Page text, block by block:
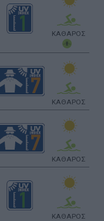
ΚΑΘΑΡΟΣ
ΚΑΘΑΡΟΣ
ΚΑΘΑΡΟΣ
ΚΑΘΑΡΟΣ